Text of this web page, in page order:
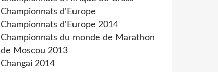
Championnats d'Europe
Championnats d'Europe 2014
Championnats du monde de Marathon
de Moscou 2013
Changai 2014